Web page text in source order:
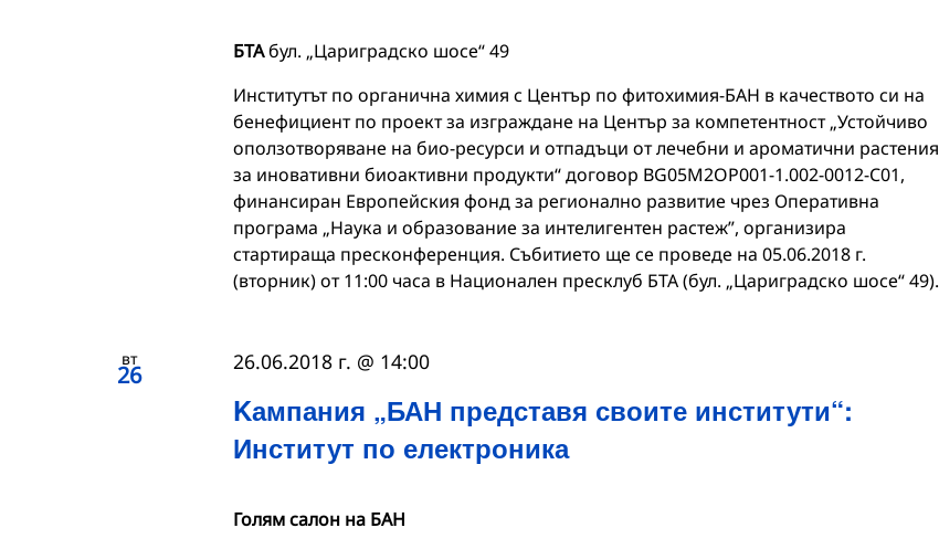
БТАбул. „Цариградско шосе“ 49
Институтът по органична химия с Център по фитохимия-БАН в качеството си на
бенефициент по проект за изграждане на Център за компетентност „Устойчиво
оползотворяване на био-ресурси и отпадъци от лечебни и ароматични растения
за иновативни биоактивни продукти“ договор BG05M2OP001-1.002-0012-C01,
финансиран Европейския фонд за регионално развитие чрез Оперативна
програма „Наука и образование за интелигентен растеж”, организира
стартираща пресконференция. Събитието ще се проведе на 05.06.2018 г.
(вторник) от 11:00 часа в Национален пресклуб БТА (бул. „Цариградско шосе“ 49).
вт
26
Kампания „БАН представя своите институти“:
Институт по електроника
26.06.2018 г. @ 14:00
Голям салон на БАН